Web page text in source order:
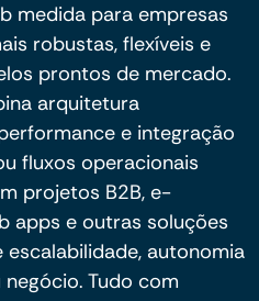
medida para empresas
robustas, flexíveis e
prontos de mercado.
arquitetura
e integração
fluxos operacionais
projetos B2B, e-
apps e outras soluções
autonomia
Tudo com